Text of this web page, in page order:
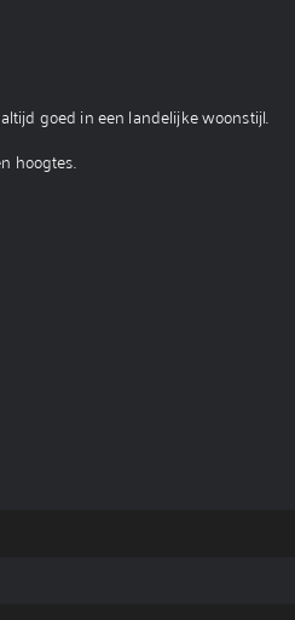
goed in een landelijke woonstijl.
hoogtes.